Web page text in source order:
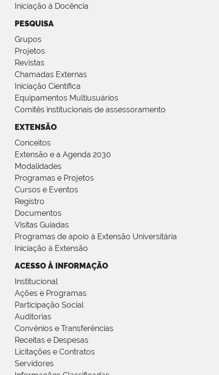
Iniciação à Docência
PESQUISA
Grupos
Projetos
Revistas
Chamadas Externas
Iniciação Científica
Equipamentos Multiusuários
Comitês institucionais de assessoramento
EXTENSÃO
Conceitos
Extensão e a Agenda 2030
Modalidades
Programas e Projetos
Cursos e Eventos
Registro
Documentos
Visitas Guiadas
Programas de apoio à Extensão Universitária
Iniciação à Extensão
ACESSO À INFORMAÇÃO
Institucional
Ações e Programas
Participação Social
Auditorias
Convênios e Transferências
Receitas e Despesas
Licitações e Contratos
Servidores